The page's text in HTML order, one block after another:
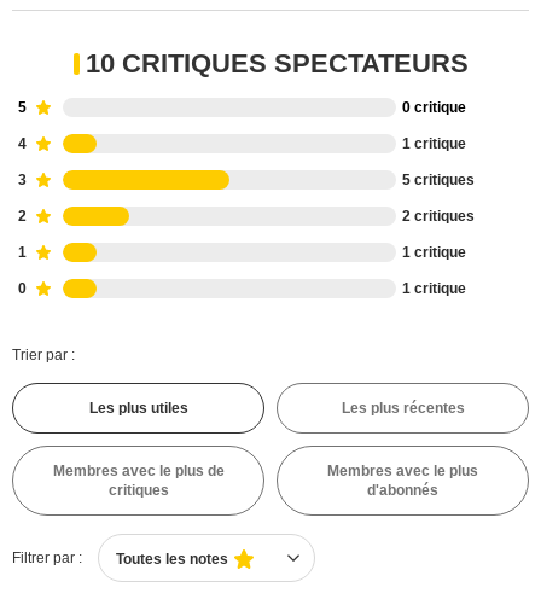
10 CRITIQUES SPECTATEURS
5 0 critique
4 1 critique
3 5 critiques
2 2 critiques
1 1 critique
0 1 critique
Trier par :
Les plus utiles Les plus récentes
Membres avec le plus de
critiques
Membres avec le plus
d'abonnés
Filtrer par : Toutes les notes